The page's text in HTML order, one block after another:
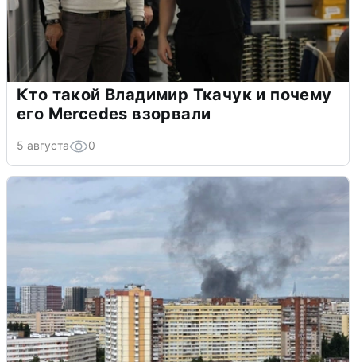
Кто такой Владимир Ткачук и почему
его Mercedes взорвали
5 августа 0